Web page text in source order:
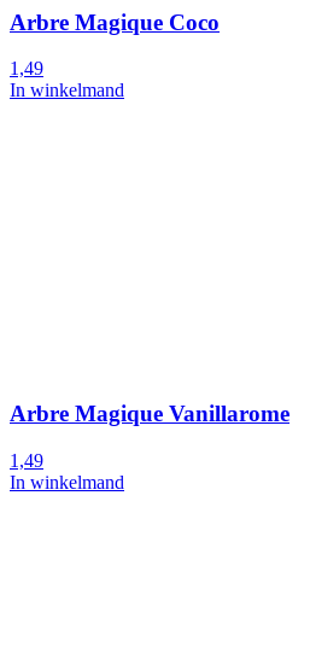
Arbre Magique Coco
1,49
In winkelmand
Arbre Magique Vanillarome
1,49
In winkelmand